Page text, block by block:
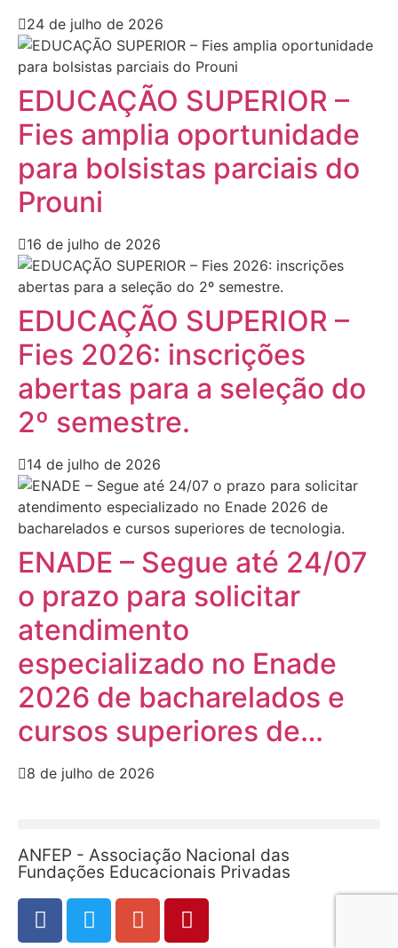
24 de julho de 2026
EDUCAÇÃO SUPERIOR –
Fies amplia oportunidade
para bolsistas parciais do
Prouni
16 de julho de 2026
EDUCAÇÃO SUPERIOR –
Fies 2026: inscrições
abertas para a seleção do
2º semestre.
14 de julho de 2026
ENADE – Segue até 24/07
o prazo para solicitar
atendimento
especializado no Enade
2026 de bacharelados e
cursos superiores de…
8 de julho de 2026
ANFEP - Associação Nacional das
Fundações Educacionais Privadas